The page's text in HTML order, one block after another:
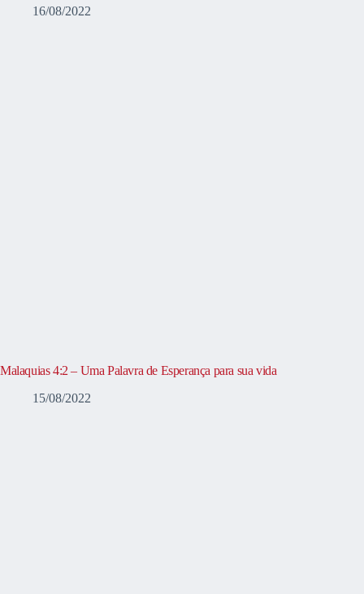
16/08/2022
Malaquias 4:2 – Uma Palavra de Esperança para sua vida
15/08/2022